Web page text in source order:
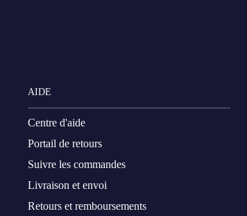
AIDE
Centre d'aide
Portail de retours
Suivre les commandes
Livraison et envoi
Retours et remboursements